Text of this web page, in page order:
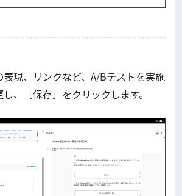
表現、リンクなど、A/Bテストを実施
、［保存］をクリックします。